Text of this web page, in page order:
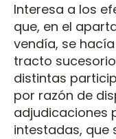
Interesa a los
que, en el
vendía, se
tracto
distintas
por razón de
adjudicaciones
intestadas, que